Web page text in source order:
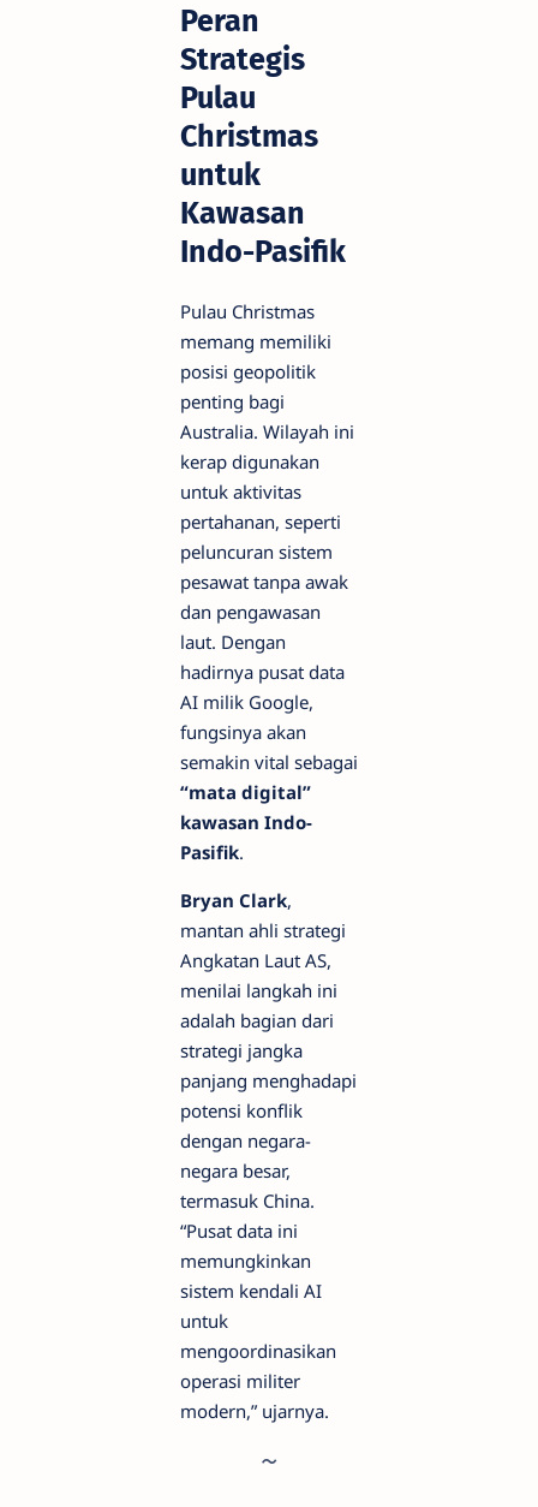
Peran
Strategis
Pulau
Christmas
untuk
Kawasan
Indo-Pasifik
Pulau Christmas
memang memiliki
posisi geopolitik
penting bagi
Australia. Wilayah ini
kerap digunakan
untuk aktivitas
pertahanan, seperti
peluncuran sistem
pesawat tanpa awak
dan pengawasan
laut. Dengan
hadirnya pusat data
AI milik Google,
fungsinya akan
semakin vital sebagai
“mata digital”
kawasan Indo-
Pasifik.
Bryan Clark,
mantan ahli strategi
Angkatan Laut AS,
menilai langkah ini
adalah bagian dari
strategi jangka
panjang menghadapi
potensi konflik
dengan negara-
negara besar,
termasuk China.
“Pusat data ini
memungkinkan
sistem kendali AI
untuk
mengoordinasikan
operasi militer
modern,” ujarnya.